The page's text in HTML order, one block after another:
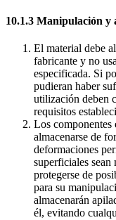
10.1.3 Manipulación y
El material debe
fabricante y no
especificada. Si
pudieran haber
utilización deben
requisitos
Los componentes
almacenarse de
deformaciones
superficiales sean
protegerse de
para su
almacenarán
él, evitando